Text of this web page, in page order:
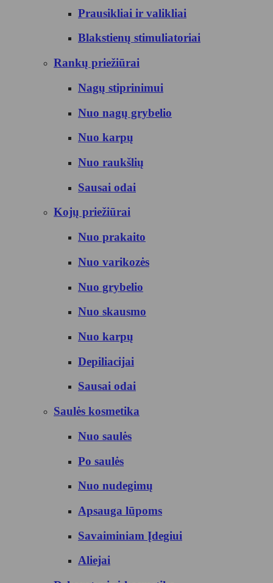
Prausikliai ir valikliai
Blakstienų stimuliatoriai
Rankų priežiūrai
Nagų stiprinimui
Nuo nagų grybelio
Nuo karpų
Nuo raukšlių
Sausai odai
Kojų priežiūrai
Nuo prakaito
Nuo varikozės
Nuo grybelio
Nuo skausmo
Nuo karpų
Depiliacijai
Sausai odai
Saulės kosmetika
Nuo saulės
Po saulės
Nuo nudegimų
Apsauga lūpoms
Savaiminiam Įdegiui
Aliejai